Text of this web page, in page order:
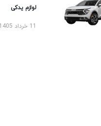
لوازم یدکی